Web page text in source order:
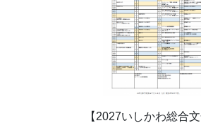
【2027いしかわ総合文